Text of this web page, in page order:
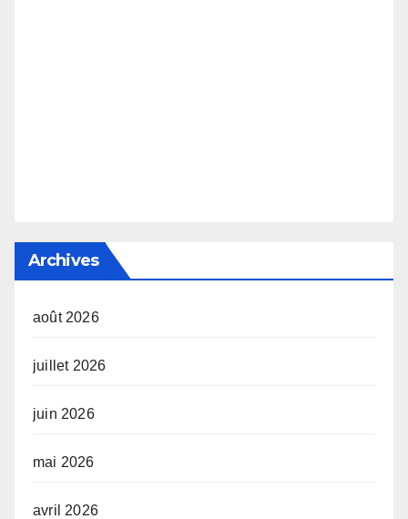
Archives
août 2026
juillet 2026
juin 2026
mai 2026
avril 2026